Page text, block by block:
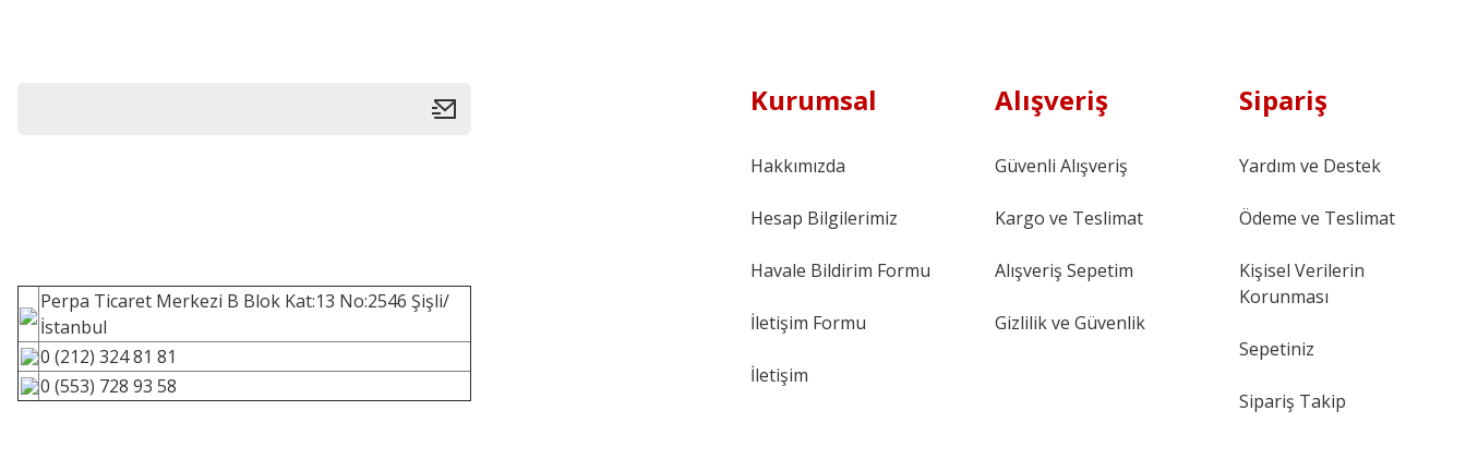
Perpa Ticaret Merkezi B Blok Kat:13 No:2546 Şişli/
İstanbul
0 (212) 324 81 81
0 (553) 728 93 58
Kurumsal
Hakkımızda
Hesap Bilgilerimiz
Havale Bildirim Formu
İletişim Formu
İletişim
Alışveriş
Güvenli Alışveriş
Kargo ve Teslimat
Alışveriş Sepetim
Gizlilik ve Güvenlik
Sipariş
Yardım ve Destek
Ödeme ve Teslimat
Kişisel Verilerin
Korunması
Sepetiniz
Sipariş Takip